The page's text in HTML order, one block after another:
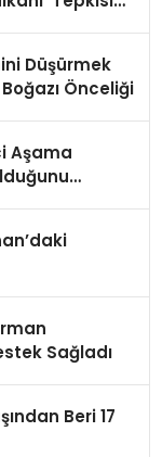
Düşürmek
Önceliği
Aşama
Sağladı
Beri 17